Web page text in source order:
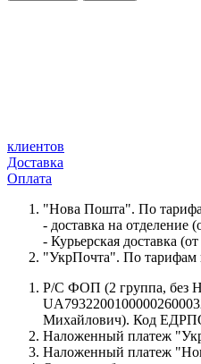
клиентов
Доставка
Оплата
"Нова Пошта". По
- доставка на отделение
- Курьерская доставка
"УкрПочта". По тарифам
Р/С ФОП (2 группа, без
Михайлович). Код
Наложенный платеж
Наложенный платеж